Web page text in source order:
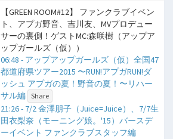
【GREEN ROOM#12】 ファンクラブイベン
ト、アプガ野音、吉川友、MVプロデュー
サーの裏側！ゲストMC:森咲樹（アップア
ップガールズ（仮））
06:48 - アップアップガールズ（仮）全国47
都道府県ツアー2015 〜RUN!アプガRUN!ダ
ッシュ アプガの夏！野音の夏！〜リハー
サル編 Share
21:26 - 7/2 金澤朋子（Juice=Juice）、7/7生
田衣梨奈（モーニング娘。'15）バースデ
ーイベント ファンクラブスタッフ編